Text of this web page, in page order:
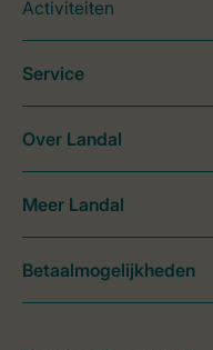
Activiteiten
Service
Over Landal
Meer Landal
Betaalmogelijkheden